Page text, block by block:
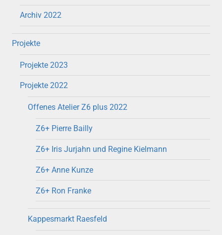
Archiv 2022
Projekte
Projekte 2023
Projekte 2022
Offenes Atelier Z6 plus 2022
Z6+ Pierre Bailly
Z6+ Iris Jurjahn und Regine Kielmann
Z6+ Anne Kunze
Z6+ Ron Franke
Kappesmarkt Raesfeld